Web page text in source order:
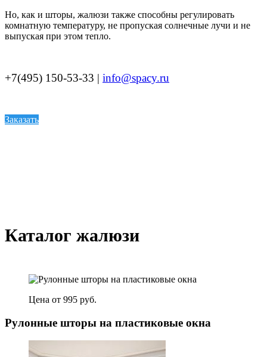
Но, как и шторы, жалюзи также способны регулировать
комнатную температуру, не пропуская солнечные лучи и не
выпуская при этом тепло.
+7(495) 150-53-33 | info@spacy.ru
Заказать
Каталог жалюзи
Цена от 995 руб.
Рулонные шторы на пластиковые окна